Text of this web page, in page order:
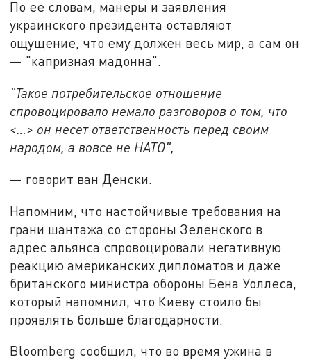
По ее словам, манеры и заявления
украинского президента оставляют
ощущение, что ему должен весь мир, а сам он
— "капризная мадонна".
"Такое потребительское отношение
спровоцировало немало разговоров о том, что
<…> он несет ответственность перед своим
народом, а вовсе не НАТО",
— говорит ван Денски.
Напомним, что настойчивые требования на
грани шантажа со стороны Зеленского в
адрес альянса спровоцировали негативную
реакцию американских дипломатов и даже
британского министра обороны Бена Уоллеса,
который напомнил, что Киеву стоило бы
проявлять больше благодарности.
Bloomberg сообщил, что во время ужина в